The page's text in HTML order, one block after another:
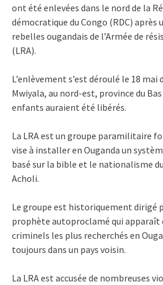
ont été enlevées dans le nord de la
démocratique du Congo (RDC) après
rebelles ougandais de l’Armée de
(LRA).
L’enlèvement s’est déroulé le 18 mai
Mwiyala, au nord-est, province du
enfants auraient été libérés.
La LRA est un groupe paramilitaire
vise à installer en Ouganda un
basé sur la bible et le nationalisme
Acholi.
Le groupe est historiquement dirigé
prophète autoproclamé qui apparaît
criminels les plus recherchés en
toujours dans un pays voisin.
La LRA est accusée de nombreuses